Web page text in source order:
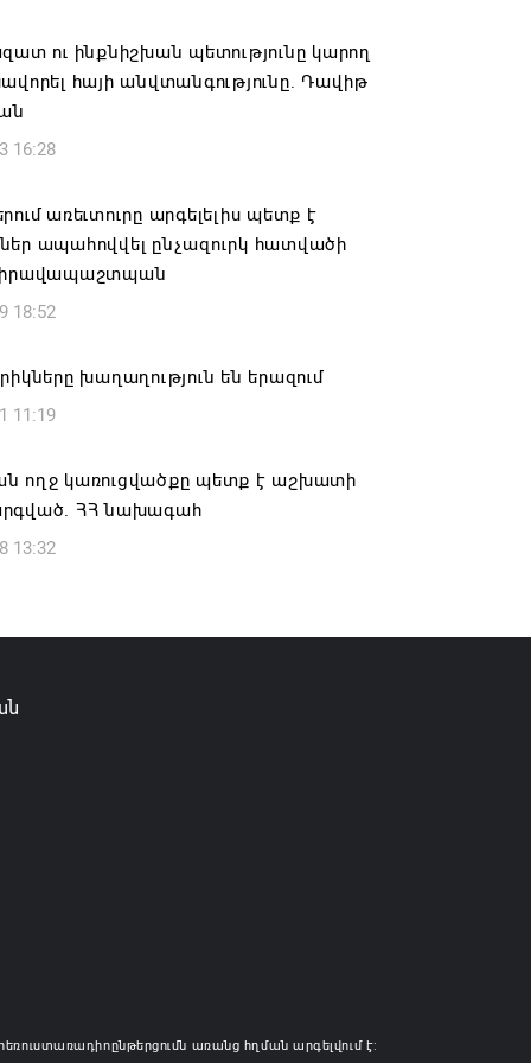
16:09
բանակը «Իսկանդերով» հարվածել
14:32
120 մլն եվրո ներդրում՝
մի շարք զբոսաշրջային
13:49
դավաճանության օր․ ՌԴ և Նոր
հայոց թեմ
12:50
ու ինքնիշխան պետությունը կարող
հայի անվտանգությունը. Դավիթ
16:28
առեւտուրը արգելելիս պետք է
ապահովվել ընչազուրկ հատվածի
իրավապաշտպան
18:52
խաղաղություն են երազում
11:19
ողջ կառուցվածքը պետք է աշխատի
ՀՀ նախագահ
13:32
առանց հղման արգելվում է: